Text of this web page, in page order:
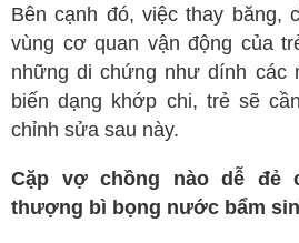
Bên cạnh đó, việc thay băng,
vùng cơ quan vận động của
những di chứng như dính các
biến dạng khớp chi, trẻ sẽ
chỉnh sửa sau này.
Cặp vợ chồng nào dễ đẻ
thượng bì bọng nước bẩm